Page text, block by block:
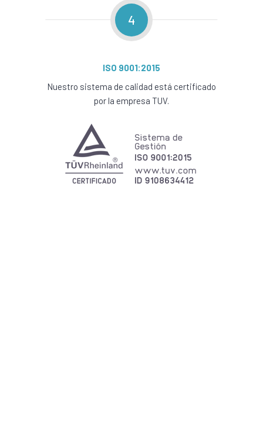
4
ISO 9001:2015
Nuestro sistema de calidad está certificado
por la empresa TUV.